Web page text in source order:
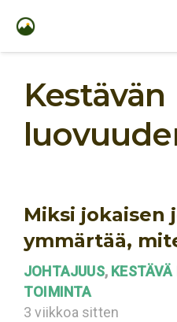
Kestävän
Miksi jokaisen
ymmärtää,
JOHTAJUUS, KESTÄVÄ
TOIMINTA
3 viikkoa sitten